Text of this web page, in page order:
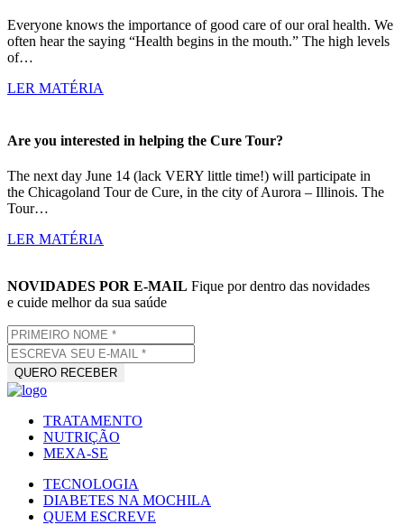
Everyone knows the importance of good care of our oral health. We
often hear the saying “Health begins in the mouth.” The high levels
of…
LER MATÉRIA
Are you interested in helping the Cure Tour?
The next day June 14 (lack VERY little time!) will participate in
the Chicagoland Tour de Cure, in the city of Aurora – Illinois. The
Tour…
LER MATÉRIA
NOVIDADES POR E-MAIL Fique por dentro das novidades
e cuide melhor da sua saúde
TRATAMENTO
NUTRIÇÃO
MEXA-SE
TECNOLOGIA
DIABETES NA MOCHILA
QUEM ESCREVE